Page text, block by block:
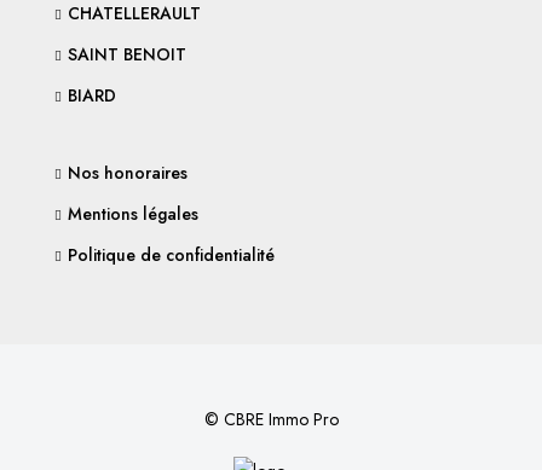
CHATELLERAULT
SAINT BENOIT
BIARD
Nos honoraires
Mentions légales
Politique de confidentialité
© CBRE Immo Pro